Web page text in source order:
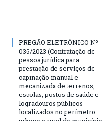
PREGÃO ELETRÔNICO Nº
036/2023 (Contratação de
pessoa jurídica para
prestação de serviços de
capinação manual e
mecanizada de terrenos,
escolas, postos de saúde e
logradouros públicos
localizados no perímetro